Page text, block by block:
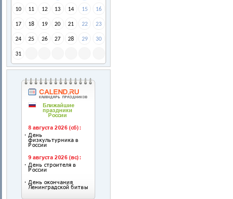
10 11 12 13 14 15 16
17 18 19 20 21 22 23
24 25 26 27 28 29 30
31